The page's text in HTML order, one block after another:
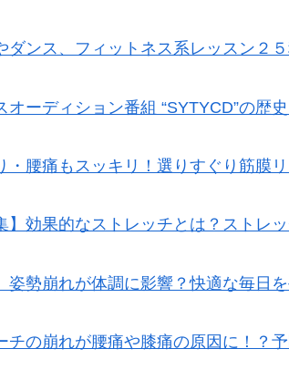
ダンス、フィットネス系レッスン２５
オーディション番組 “SYTYCD”の歴
・腰痛もスッキリ！選りすぐり筋膜
】効果的なストレッチとは？ストレ
姿勢崩れが体調に影響？快適な毎日
チの崩れが腰痛や膝痛の原因に！？